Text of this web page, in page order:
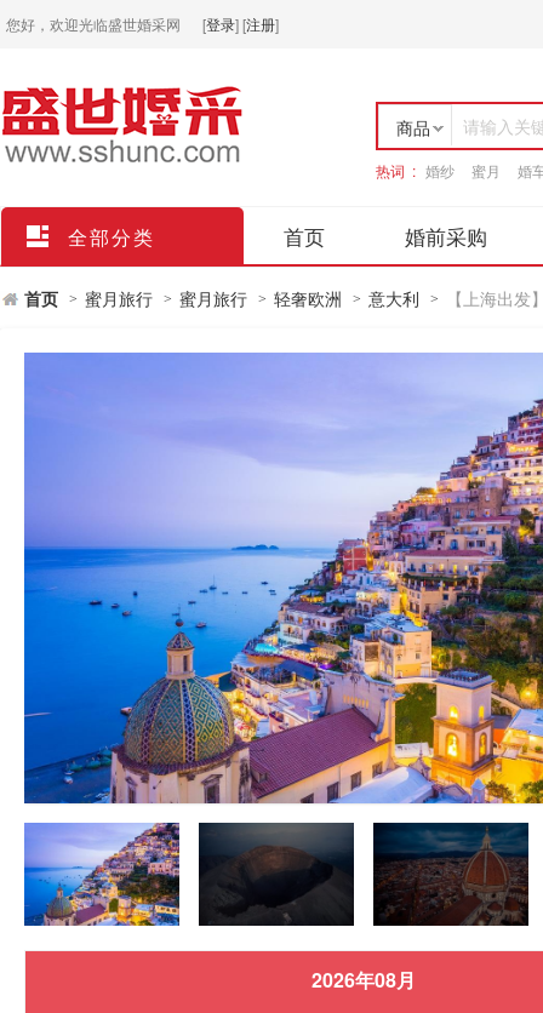
您好，欢迎光临盛世婚采网 [登录][注册]
商品
店铺
请输入关
热词 : 婚纱 蜜月 婚
全部分类 首页 婚前采购
首页 > 蜜月旅行 > 蜜月旅行 > 轻奢欧洲 > 意大利 > 【上海出
2026年08月